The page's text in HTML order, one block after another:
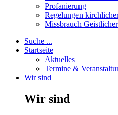
Profanierung
Regelungen
Missbrauch
Suche ...
Startseite
Aktuelles
Termine &
Wir sind
Wir sind